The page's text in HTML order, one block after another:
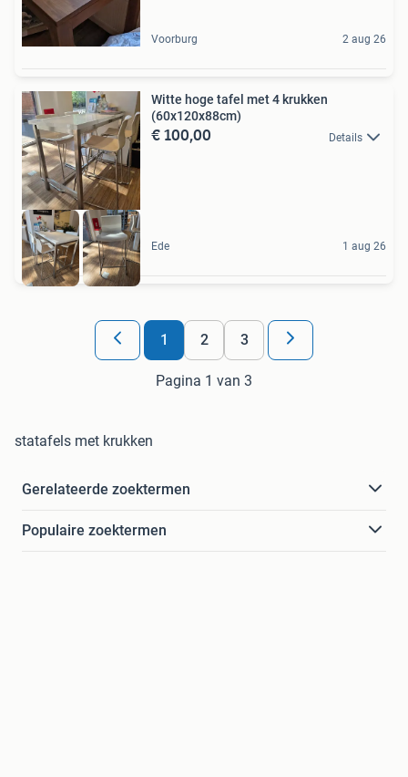
Voorburg 2 aug 26
Witte hoge tafel met 4 krukken
(60x120x88cm)
€ 100,00 Details
Ede 1 aug 26
1 2 3
Pagina 1 van 3
statafels met krukken
Gerelateerde zoektermen
Populaire zoektermen